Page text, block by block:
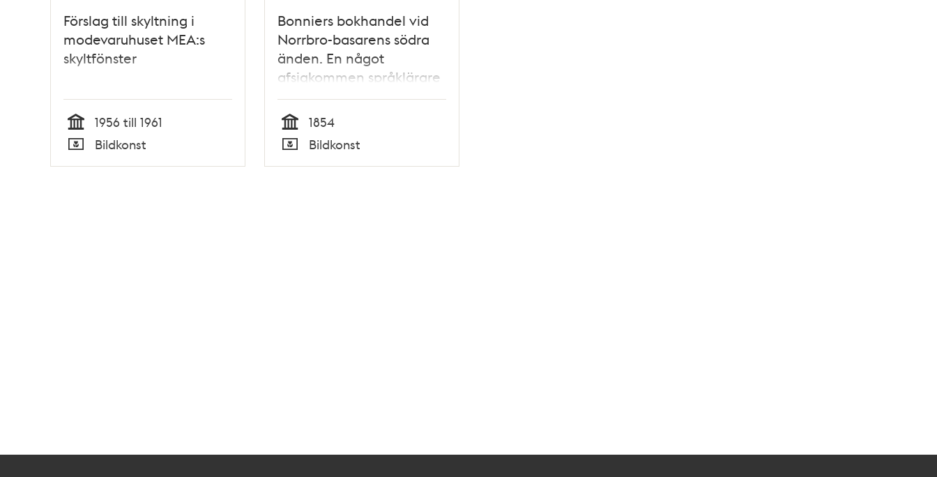
Förslag till skyltning i
modevaruhuset MEA:s
skyltfönster
Tid
1956 till 1961
Typ
Bildkonst
Bonniers bokhandel vid
Norrbro-basarens södra
änden. En något
afsigkommen språklärare
vid namn Wanke 1846.
Tid
1854
Typ
Bildkonst